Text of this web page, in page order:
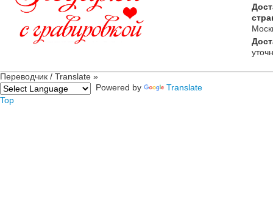
Переводчик / Translate »
Powered by
Translate
Top